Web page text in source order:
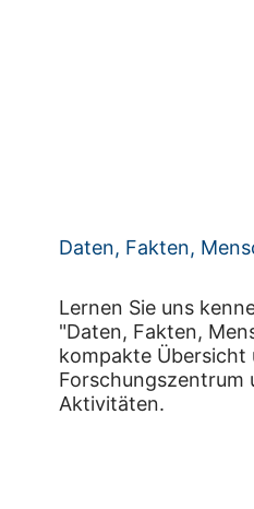
Daten, Fakten,
Lernen Sie uns
"Daten, Fakten,
kompakte Übersicht
Forschungszentrum
Aktivitäten.